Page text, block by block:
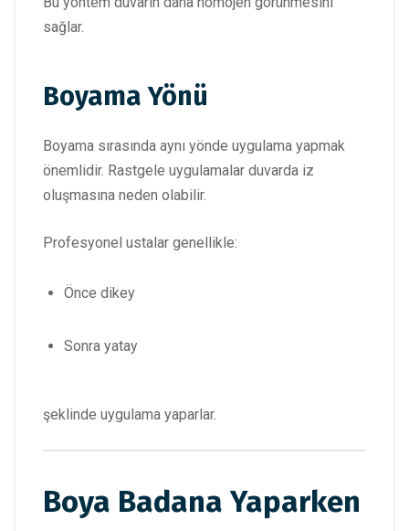
sağlar.
Boyama Yönü
Boyama sırasında aynı yönde uygulama yapmak
önemlidir. Rastgele uygulamalar duvarda iz
oluşmasına neden olabilir.
Profesyonel ustalar genellikle:
Önce dikey
Sonra yatay
şeklinde uygulama yaparlar.
Boya Badana Yaparken